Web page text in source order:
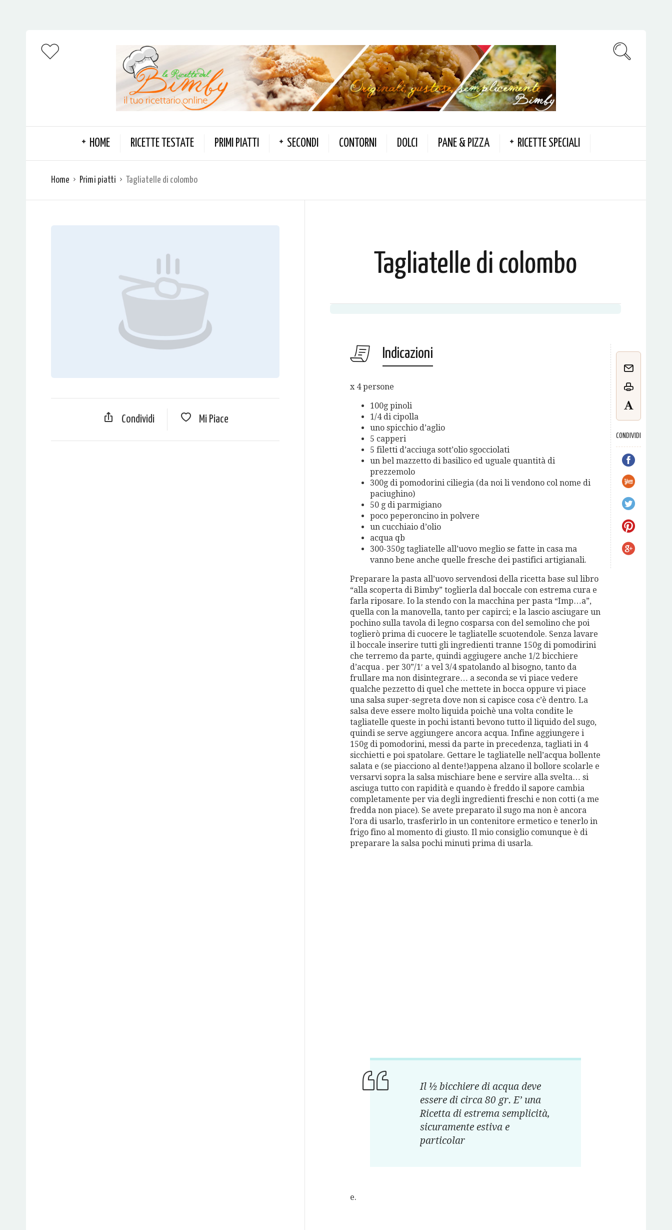
HOME RICETTE TESTATE PRIMI PIATTI SECONDI CONTORNI DOLCI PANE & PIZZA RICETTE SPECIALI
Home Primi piatti Tagliatelle di colombo
Condividi Mi Piace
Tagliatelle di colombo
Indicazioni
CONDIVIDI
x 4 persone
100g pinoli
1/4 di cipolla
uno spicchio d’aglio
5 capperi
5 filetti d’acciuga sott’olio sgocciolati
un bel mazzetto di basilico ed uguale quantità di
prezzemolo
300g di pomodorini ciliegia (da noi li vendono col nome di
paciughino)
50 g di parmigiano
poco peperoncino in polvere
un cucchiaio d’olio
acqua qb
300-350g tagliatelle all’uovo meglio se fatte in casa ma
vanno bene anche quelle fresche dei pastifici artigianali.
Preparare la pasta all’uovo servendosi della ricetta base sul libro
“alla scoperta di Bimby” toglierla dal boccale con estrema cura e
farla riposare. Io la stendo con la macchina per pasta “Imp…a”,
quella con la manovella, tanto per capirci; e la lascio asciugare un
pochino sulla tavola di legno cosparsa con del semolino che poi
toglierò prima di cuocere le tagliatelle scuotendole. Senza lavare
il boccale inserire tutti gli ingredienti tranne 150g di pomodirini
che terremo da parte, quindi aggiugere anche 1/2 bicchiere
d’acqua . per 30”/1′ a vel 3/4 spatolando al bisogno, tanto da
frullare ma non disintegrare… a seconda se vi piace vedere
qualche pezzetto di quel che mettete in bocca oppure vi piace
una salsa super-segreta dove non si capisce cosa c’è dentro. La
salsa deve essere molto liquida poichè una volta condite le
tagliatelle queste in pochi istanti bevono tutto il liquido del sugo,
quindi se serve aggiungere ancora acqua. Infine aggiungere i
150g di pomodorini, messi da parte in precedenza, tagliati in 4
sicchietti e poi spatolare. Gettare le tagliatelle nell’acqua bollente
salata e (se piacciono al dente!)appena alzano il bollore scolarle e
versarvi sopra la salsa mischiare bene e servire alla svelta… si
asciuga tutto con rapidità e quando è freddo il sapore cambia
completamente per via degli ingredienti freschi e non cotti (a me
fredda non piace). Se avete preparato il sugo ma non è ancora
l’ora di usarlo, trasferirlo in un contenitore ermetico e tenerlo in
frigo fino al momento di giusto. Il mio consiglio comunque è di
preparare la salsa pochi minuti prima di usarla.
Il ½ bicchiere di acqua deve
essere di circa 80 gr. E’ una
Ricetta di estrema semplicità,
sicuramente estiva e
particolar
e.